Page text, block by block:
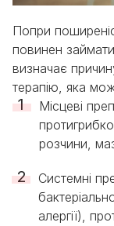
Попри
повинен
визначає
терапію, яка
Місцеві
розчини,
Системні
алергії),